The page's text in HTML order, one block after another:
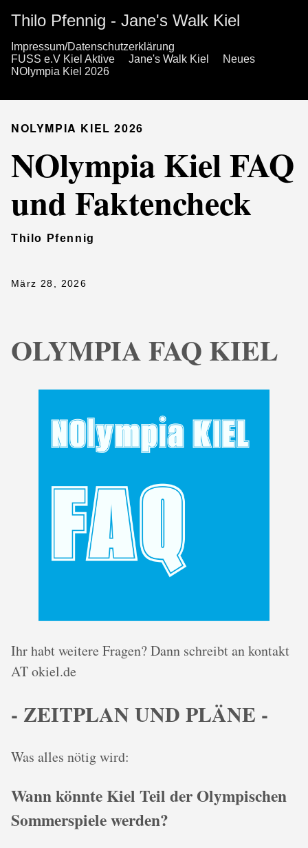
Thilo Pfennig - Jane's Walk Kiel
Impressum/Datenschutzerklärung
FUSS e.V Kiel Aktive
Jane's Walk Kiel
Neues
NOlympia Kiel 2026
NOLYMPIA KIEL 2026
NOlympia Kiel FAQ
und Faktencheck
Thilo Pfennig
März 28, 2026
OLYMPIA FAQ KIEL
Ihr habt weitere Fragen? Dann schreibt an kontakt
AT okiel.de
- ZEITPLAN UND PLÄNE -
Was alles nötig wird:
Wann könnte Kiel Teil der Olympischen
Sommerspiele werden?